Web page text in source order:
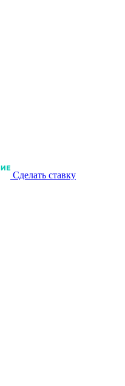
Сделать ставку